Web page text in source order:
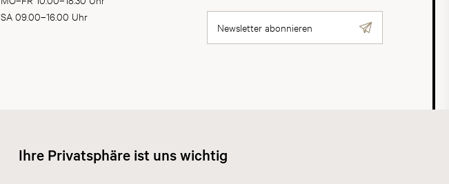
Ihre Privatsphäre ist uns wichtig
SA 09.00–16.00 Uhr
Newsletter abonnieren